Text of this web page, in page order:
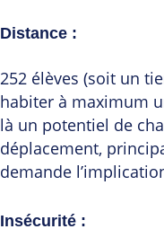
Distance :
252 élèves (soit un
habiter à maximum
là un potentiel de
déplacement,
demande
Insécurité :